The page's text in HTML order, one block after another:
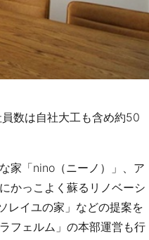
数は自社大工も含め約50
家「nino（ニーノ）」、ア
かっこよく蘇るリノベーシ
レイユの家」などの提案を
フェルム」の本部運営も行